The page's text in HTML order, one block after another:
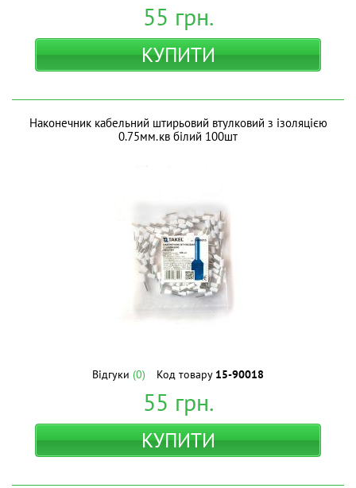
55 грн.
КУПИТИ
Наконечник кабельний штирьовий втулковий з ізоляцією
0.75мм.кв білий 100шт
Відгуки (0) Код товару 15-90018
55 грн.
КУПИТИ